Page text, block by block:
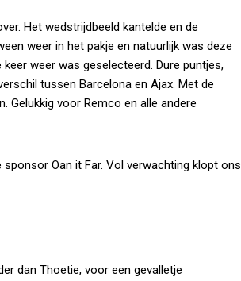
Het wedstrijdbeeld kantelde en de
weer in het pakje en natuurlijk was deze
weer was geselecteerd. Dure puntjes,
tussen Barcelona en Ajax. Met de
Gelukkig voor Remco en alle andere
Oan it Far. Vol verwachting klopt ons
dan Thoetie, voor een gevalletje